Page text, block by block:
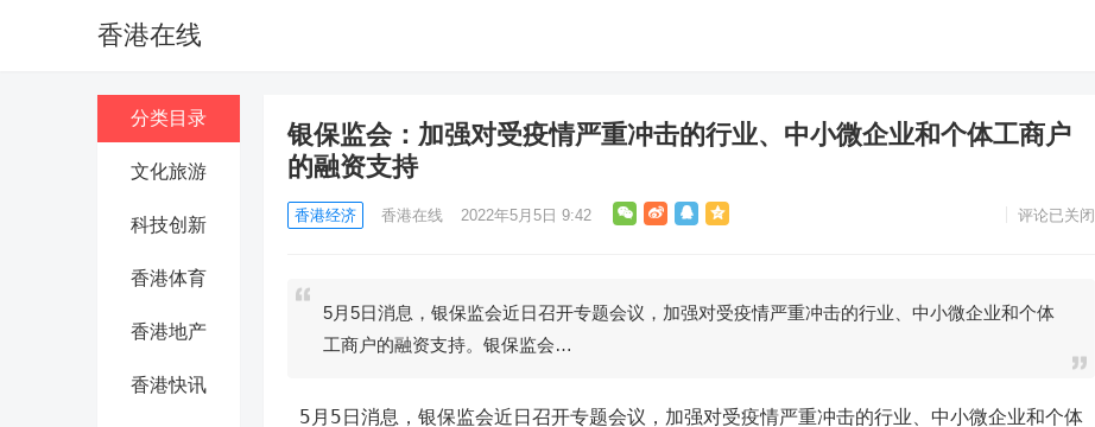
香港在线
分类目录
文化旅游
科技创新
香港体育
香港地产
香港快讯
银保监会：加强对受疫情严重冲击的行业、中小微企业和个体工商户
的融资支持
香港经济 香港在线 2022年5月5日 9:42 评论已关闭
5月5日消息，银保监会近日召开专题会议，加强对受疫情严重冲击的行业、中小微企业和个体
工商户的融资支持。银保监会…